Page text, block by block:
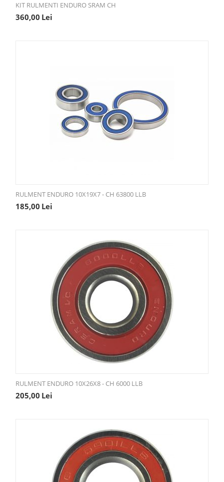
KIT RULMENTI ENDURO SRAM CH
360,00 Lei
RULMENT ENDURO 10X19X7 - CH 63800 LLB
185,00 Lei
RULMENT ENDURO 10X26X8 - CH 6000 LLB
205,00 Lei